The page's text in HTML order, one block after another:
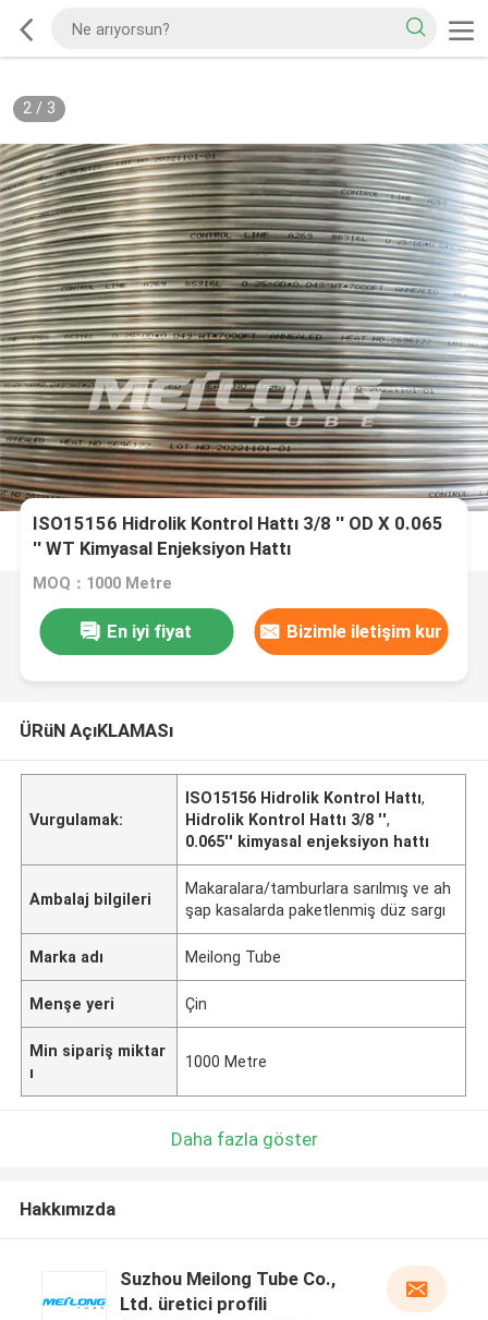
2/ 3
ISO15156 Hidrolik Kontrol Hattı 3/8 '' OD X 0.065
'' WT Kimyasal Enjeksiyon Hattı
MOQ：1000 Metre
En iyi fiyat Bizimle iletişim kur
ÜRüN AçıKLAMASı
Vurgulamak:
ISO15156 Hidrolik Kontrol Hattı,
Hidrolik Kontrol Hattı 3/8 '',
0.065'' kimyasal enjeksiyon hattı
Ambalaj bilgileri
Makaralara/tamburlara sarılmış ve ah
şap kasalarda paketlenmiş düz sargı
Marka adı Meilong Tube
Menşe yeri Çin
Min sipariş miktar
ı
1000 Metre
Daha fazla göster
Hakkımızda
Suzhou Meilong Tube Co.,
Ltd. üretici profili